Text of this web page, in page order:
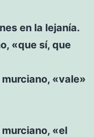
en la lejanía.
«que sí, que
«vale»
«el